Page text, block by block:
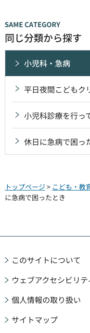
同じ分類から探す
小児科・急病
平日夜間こどもク
小児科診療を行っ
休日に急病で困っ
トップページ > こども・教
に急病で困ったとき
このサイトについて
ウェブアクセシビリ
個人情報の取り扱い
サイトマップ